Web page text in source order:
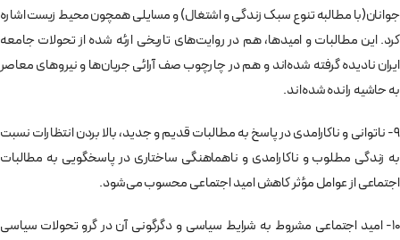
جوانان(با مطالبه تنوع سبک زندگی و اشتغال) و مسایلی همچون محیط زیست اشاره
کرد. این مطالبات و امیدها، هم در روایت‌های تاریخی ارئه شده از تحولات جامعه
ایران نادیده گرفته شده‌اند و هم در چارچوب صف آرائی جریان‌ها و نیروهای معاصر
به حاشیه رانده شده‌اند.
9- ناتوانی و ناکارامدی در پاسخ به مطالبات قدیم و جدید، بالا بردن انتظارات نسبت
به زندگی مطلوب و ناکارامدی و ناهماهنگی ساختاری در پاسخگویی به مطالبات
اجتماعی از عوامل مؤثر کاهش امید اجتماعی محسوب می‌شود.
10- امید اجتماعی مشروط به شرایط سیاسی و دگرگونی آن در گرو تحولات سیاسی